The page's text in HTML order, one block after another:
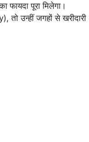
पूरा मिलेगा।
उन्हीं जगहों से खरीदारी